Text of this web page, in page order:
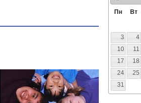
Пн Вт
3
4
10
11
17
18
24
25
31